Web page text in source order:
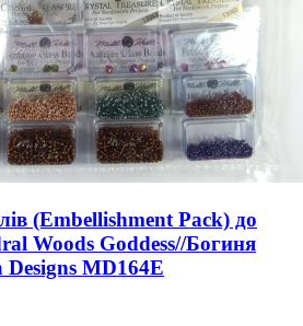
(Embellishment Pack) до
Woods Goddess//Богиня
MD164E